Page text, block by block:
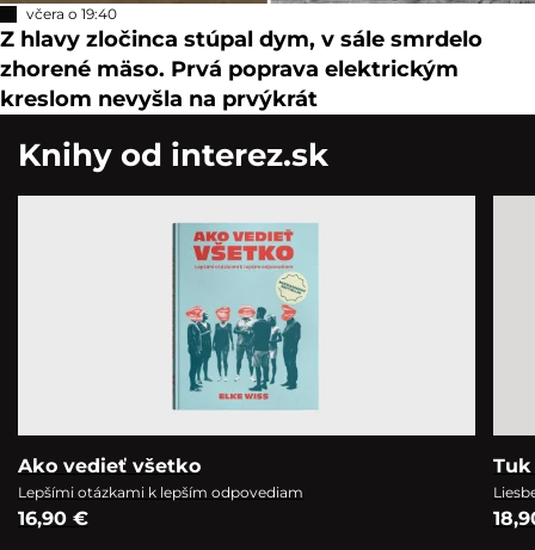
včera o 19:40
Z hlavy zločinca stúpal dym, v sále smrdelo
zhorené mäso. Prvá poprava elektrickým
kreslom nevyšla na prvýkrát
Knihy od interez.sk
Ako vedieť všetko
Lepšími otázkami k lepším odpovediam
16,90 €